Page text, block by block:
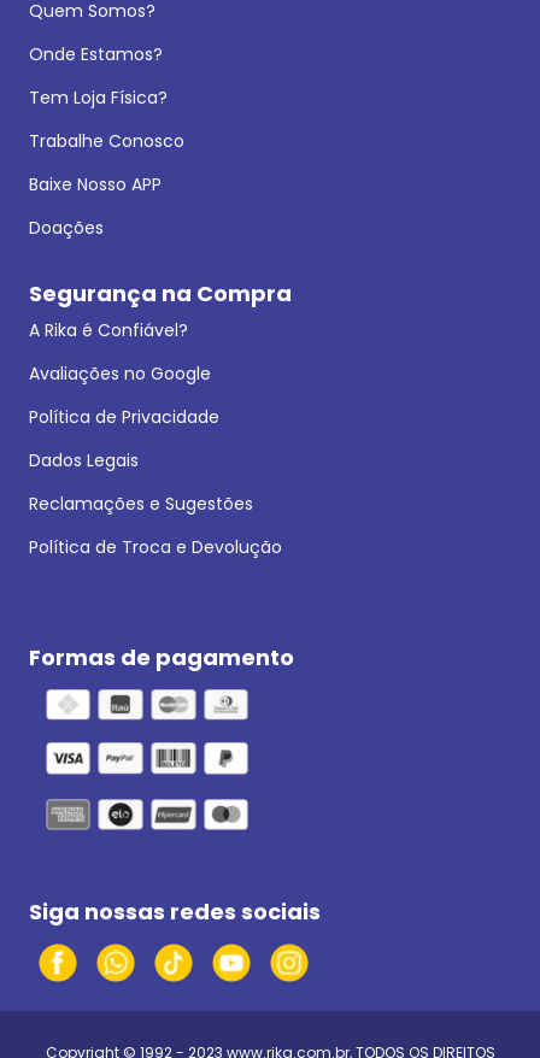
Quem Somos?
Onde Estamos?
Tem Loja Física?
Trabalhe Conosco
Baixe Nosso APP
Doações
Segurança na Compra
A Rika é Confiável?
Avaliações no Google
Política de Privacidade
Dados Legais
Reclamações e Sugestões
Política de Troca e Devolução
Formas de pagamento
Siga nossas redes sociais
Copyright © 1992 - 2023 www.rika.com.br, TODOS OS DIREITOS